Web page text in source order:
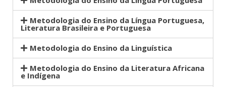
Metodologia do Ensino da Língua Portuguesa,
Literatura Brasileira e Portuguesa
Metodologia do Ensino da Linguística
Metodologia do Ensino da Literatura Africana
e Indígena